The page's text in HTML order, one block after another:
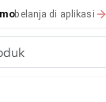
belanja di aplikasi